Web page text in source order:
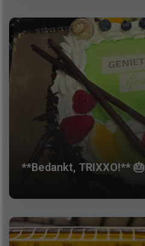
**Bedankt, TRIXXO!** 🎂